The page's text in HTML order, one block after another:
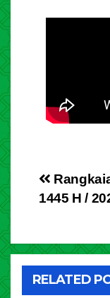
1445 H /
RELATED